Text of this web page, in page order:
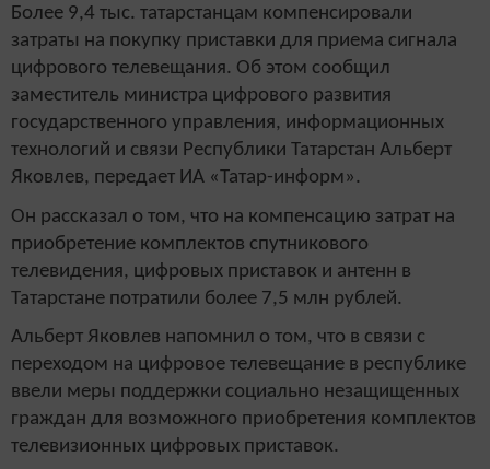
Более 9,4 тыс. татарстанцам компенсировали
затраты на покупку приставки для приема сигнала
цифрового телевещания. Об этом сообщил
заместитель министра цифрового развития
государственного управления, информационных
технологий и связи Республики Татарстан Альберт
Яковлев, передает ИА «Татар-информ».
Он рассказал о том, что на компенсацию затрат на
приобретение комплектов спутникового
телевидения, цифровых приставок и антенн в
Татарстане потратили более 7,5 млн рублей.
Альберт Яковлев напомнил о том, что в связи с
переходом на цифровое телевещание в республике
ввели меры поддержки социально незащищенных
граждан для возможного приобретения комплектов
телевизионных цифровых приставок.